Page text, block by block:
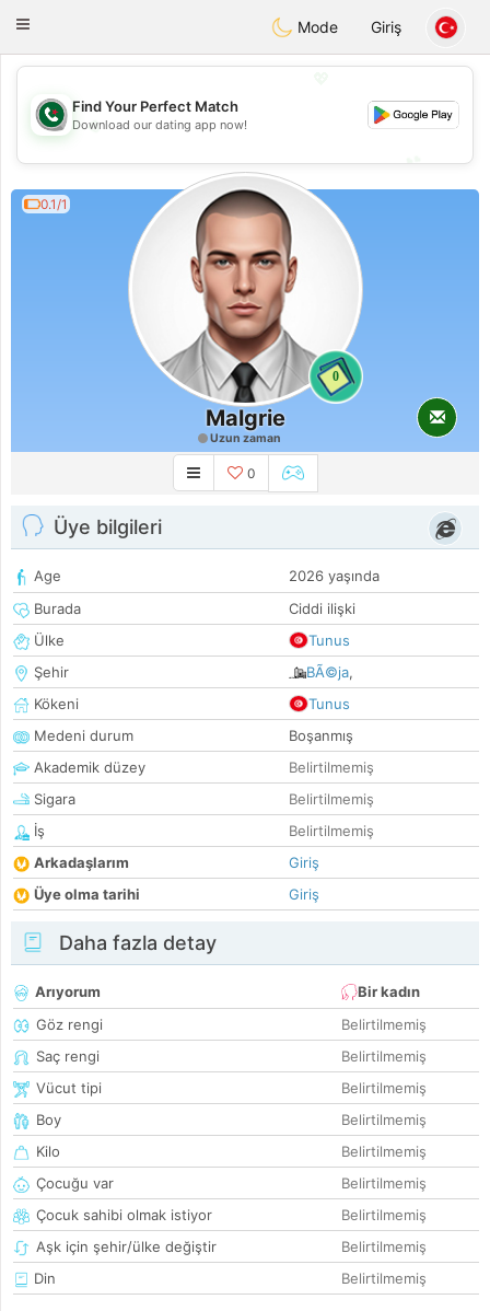
Weshrak
Toggle
Mode Giriş
💖
💕
Find Your Perfect Match
Download our dating app now!
0.1/1
0
Malgrie
Uzun zaman
0
Üye bilgileri
Age
2026 yaşında
Burada
Ciddi ilişki
Ülke
Tunus
Şehir
BÃ©ja,
Kökeni
Tunus
Medeni durum
Boşanmış
Akademik düzey
Belirtilmemiş
Sigara
Belirtilmemiş
İş
Belirtilmemiş
Arkadaşlarım
Giriş
Üye olma tarihi
Giriş
Daha fazla detay
Arıyorum
Bir kadın
Göz rengi
Belirtilmemiş
Saç rengi
Belirtilmemiş
Vücut tipi
Belirtilmemiş
Boy
Belirtilmemiş
Kilo
Belirtilmemiş
Çocuğu var
Belirtilmemiş
Çocuk sahibi olmak istiyor
Belirtilmemiş
Aşk için şehir/ülke değiştir
Belirtilmemiş
Din
Belirtilmemiş